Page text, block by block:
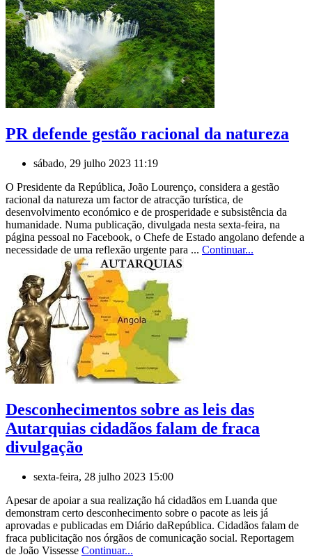
PR defende gestão racional da natureza
sábado, 29 julho 2023 11:19
O Presidente da República, João Lourenço, considera a gestão
racional da natureza um factor de atracção turística, de
desenvolvimento económico e de prosperidade e subsistência da
humanidade. Numa publicação, divulgada nesta sexta-feira, na
página pessoal no Facebook, o Chefe de Estado angolano defende a
necessidade de uma reflexão urgente para ... Continuar...
Desconhecimentos sobre as leis das
Autarquias cidadãos falam de fraca
divulgação
sexta-feira, 28 julho 2023 15:00
Apesar de apoiar a sua realização há cidadãos em Luanda que
demonstram certo desconhecimento sobre o pacote as leis já
aprovadas e publicadas em Diário daRepública. Cidadãos falam de
fraca publicitação nos órgãos de comunicação social. Reportagem
de João Vissesse Continuar...